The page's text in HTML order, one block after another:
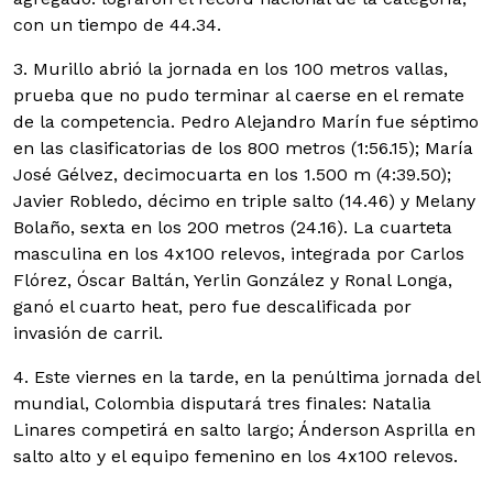
con un tiempo de 44.34.
3. Murillo abrió la jornada en los 100 metros vallas,
prueba que no pudo terminar al caerse en el remate
de la competencia. Pedro Alejandro Marín fue séptimo
en las clasificatorias de los 800 metros (1:56.15); María
José Gélvez, decimocuarta en los 1.500 m (4:39.50);
Javier Robledo, décimo en triple salto (14.46) y Melany
Bolaño, sexta en los 200 metros (24.16). La cuarteta
masculina en los 4x100 relevos, integrada por Carlos
Flórez, Óscar Baltán, Yerlin González y Ronal Longa,
ganó el cuarto heat, pero fue descalificada por
invasión de carril.
4. Este viernes en la tarde, en la penúltima jornada del
mundial, Colombia disputará tres finales: Natalia
Linares competirá en salto largo; Ánderson Asprilla en
salto alto y el equipo femenino en los 4x100 relevos.